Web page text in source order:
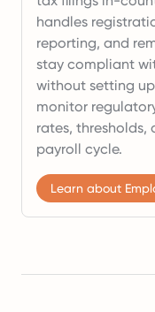
handles
reporting, and
stay compliant
without setting
monitor
rates,
payroll cycle.
Learn about